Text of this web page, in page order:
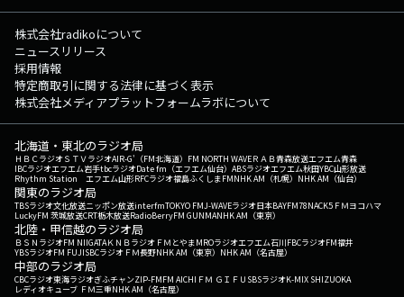
株式会社radikoについて
ニュースリリース
採用情報
特定商取引に関する法律に基づく表示
株式会社メディアプラットフォームラボについて
北海道・東北のラジオ局
ＨＢＣラジオＳＴＶラジオAIR-G'（FM北海道） FM NORTH WAVEＲＡＢ青森放送エフエム青森
IBCラジオエフエム岩手tbcラジオDate fm（エフエム仙台） ABSラジオエフエム秋田YBC山形放送
Rhythm Station エフエム山形RFCラジオ福島ふくしまFMNHK AM（札幌） NHK AM（仙台）
関東のラジオ局
TBSラジオ文化放送ニッポン放送interfmTOKYO FMJ-WAVEラジオ日本BAYFM78NACK5 ＦＭヨコハマ
LuckyFM 茨城放送CRT栃木放送RadioBerryFM GUNMANHK AM（東京）
北陸・甲信越のラジオ局
ＢＳＮラジオFM NIIGATAＫＮＢラジオ ＦＭとやまMROラジオエフエム石川FBCラジオFM福井
YBSラジオFM FUJISBCラジオ ＦＭ長野NHK AM（東京） NHK AM（名古屋）
中部のラジオ局
CBCラジオ東海ラジオぎふチャンZIP-FMFM AICHI ＦＭ ＧＩＦＵ SBSラジオK-MIX SHIZUOKA
レディオキューブ ＦＭ三重NHK AM（名古屋）